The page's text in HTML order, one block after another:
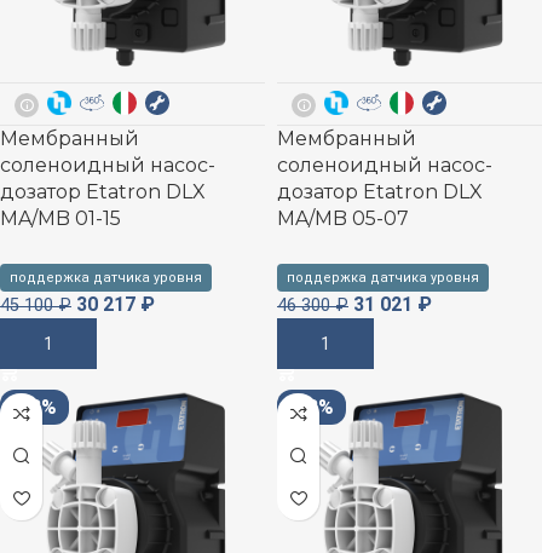
Мембранный
соленоидный насос-
дозатор Etatron DLX
MA/MB 01-15
поддержка датчика уровня
45 100₽ 30 217 ₽
В Корзину
Мембранный
соленоидный насос-
дозатор Etatron DLX
MA/MB 05-07
поддержка датчика уровня
46 300₽ 31 021 ₽
В Корзину
-33% -33%